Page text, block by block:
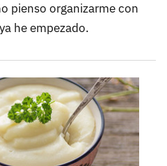
pienso organizarme con
he empezado.